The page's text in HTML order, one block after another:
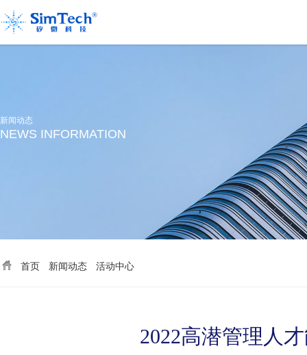
新闻动态
NEWS INFORMATION
首页 新闻动态 活动中心
2022高潜管理人